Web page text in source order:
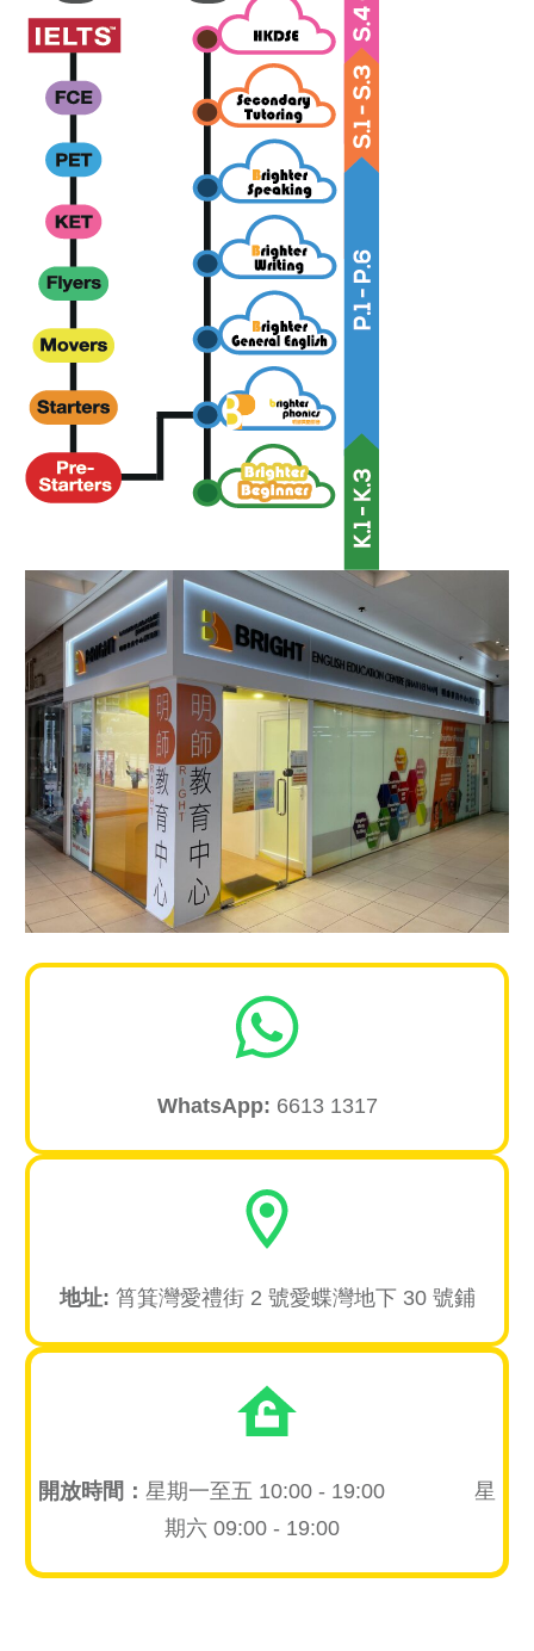
WhatsApp: 6613 1317
地址: 筲箕灣愛禮街 2 號愛蝶灣地下 30 號鋪
開放時間： 星期一至五 10:00 - 19:00 星
期六 09:00 - 19:00